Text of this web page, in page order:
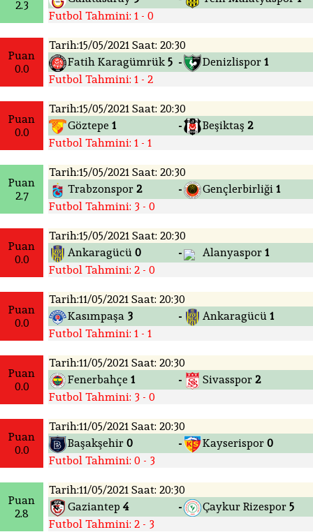
2.3
Futbol Tahmini: 1 - 0
Puan
0.0
Tarih:15/05/2021 Saat: 20:30
Fatih Karagümrük 5 - Denizlispor 1
Futbol Tahmini: 1 - 2
Puan
0.0
Tarih:15/05/2021 Saat: 20:30
Göztepe 1 - Beşiktaş 2
Futbol Tahmini: 1 - 1
Puan
2.7
Tarih:15/05/2021 Saat: 20:30
Trabzonspor 2 - Gençlerbirliği 1
Futbol Tahmini: 3 - 0
Puan
0.0
Tarih:15/05/2021 Saat: 20:30
Ankaragücü 0 - Alanyaspor 1
Futbol Tahmini: 2 - 0
Puan
0.0
Tarih:11/05/2021 Saat: 20:30
Kasımpaşa 3 - Ankaragücü 1
Futbol Tahmini: 1 - 1
Puan
0.0
Tarih:11/05/2021 Saat: 20:30
Fenerbahçe 1 - Sivasspor 2
Futbol Tahmini: 3 - 0
Puan
0.0
Tarih:11/05/2021 Saat: 20:30
Başakşehir 0 - Kayserispor 0
Futbol Tahmini: 0 - 3
Puan
2.8
Tarih:11/05/2021 Saat: 20:30
Gaziantep 4 - Çaykur Rizespor 5
Futbol Tahmini: 2 - 3